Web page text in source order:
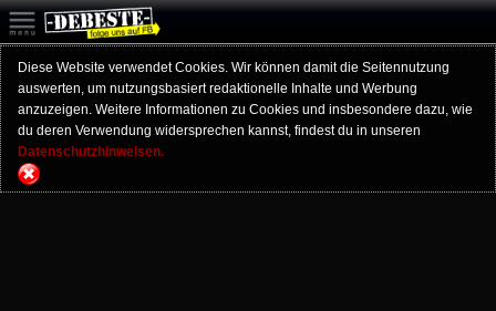
Diese Website verwendet Cookies. Wir können damit die Seitennutzung
auswerten, um nutzungsbasiert redaktionelle Inhalte und Werbung
anzuzeigen. Weitere Informationen zu Cookies und insbesondere dazu, wie
du deren Verwendung widersprechen kannst, findest du in unseren
Datenschutzhinweisen.